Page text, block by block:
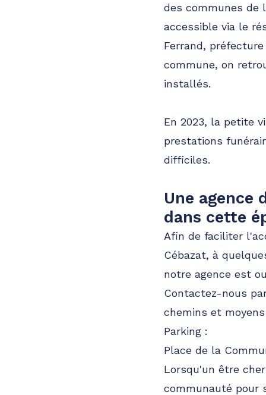
des communes de
accessible via le
Ferrand,
commune, on
installés.
En 2023, la petite
prestations
difficiles.
Une agence
dans cette
Afin de faciliter
Cébazat, à
notre agence est
Contactez-nous
chemins et
Parking :
Place de la
Lorsqu'un être
communauté pour